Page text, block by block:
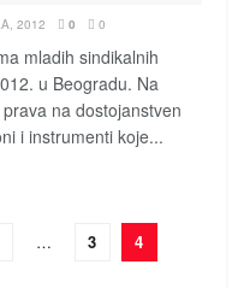
2012 0 0
mladih sindikalnih
u Beogradu. Na
na dostojanstven
i instrumenti koje...
… 3 4